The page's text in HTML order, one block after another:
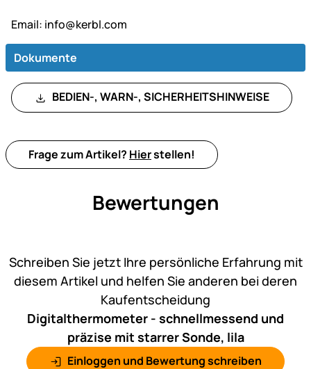
Email: info@kerbl.com
Dokumente
BEDIEN-, WARN-, SICHERHEITSHINWEISE
Frage zum Artikel? Hierstellen!
Bewertungen
Schreiben Sie jetzt Ihre persönliche Erfahrung mit
diesem Artikel und helfen Sie anderen bei deren
Kaufentscheidung
Digitalthermometer - schnellmessend und
präzise mit starrer Sonde, lila
Einloggen und Bewertung schreiben